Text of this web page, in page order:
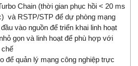
Chain (thời gian phục hồi < 20 ms
và RSTP/STP để dự phòng mạng
vào nguồn để triển khai linh hoạt
gọn và linh hoạt để phù hợp với
chế
để quản lý mạng công nghiệp trực